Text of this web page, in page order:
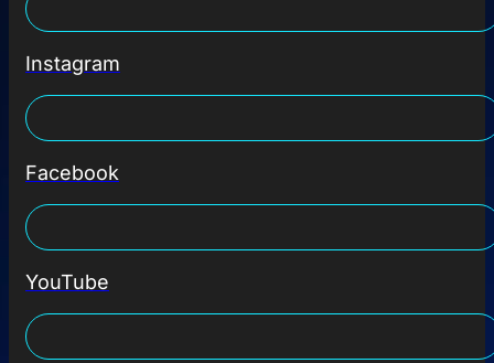
Instagram
Facebook
YouTube